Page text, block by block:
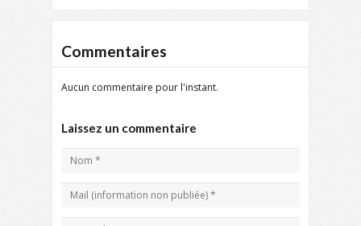
Commentaires
Aucun commentaire pour l'instant.
Laissez un commentaire